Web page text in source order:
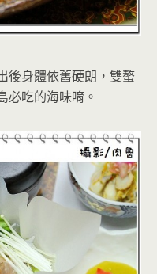
後身體依舊硬朗，雙螯
必吃的海味唷。